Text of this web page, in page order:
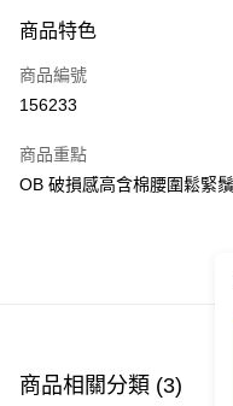
信用卡
Apple Pay
PayMe
每筆HK$40.00，滿
付款後順豐站及營業點
商品特色
商品編號
156233
商品重點
OB 破損感高含棉腰圍鬆緊
商品相關分類 (3)